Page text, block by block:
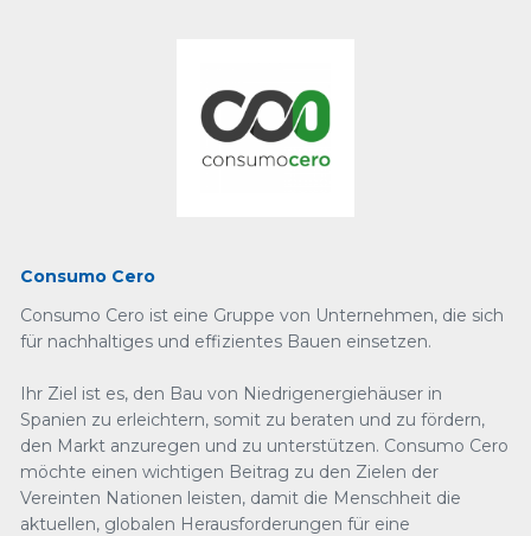
Consumo Cero
Consumo Cero ist eine Gruppe von Unternehmen, die sich
für nachhaltiges und effizientes Bauen einsetzen.
Ihr Ziel ist es, den Bau von Niedrigenergiehäuser in
Spanien zu erleichtern, somit zu beraten und zu fördern,
den Markt anzuregen und zu unterstützen. Consumo Cero
möchte einen wichtigen Beitrag zu den Zielen der
Vereinten Nationen leisten, damit die Menschheit die
aktuellen, globalen Herausforderungen für eine